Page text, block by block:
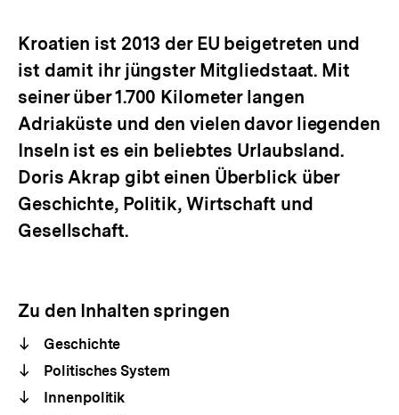
Kroatien ist 2013 der EU beigetreten und
ist damit ihr jüngster Mitgliedstaat. Mit
seiner über 1.700 Kilometer langen
Adriaküste und den vielen davor liegenden
Inseln ist es ein beliebtes Urlaubsland.
Doris Akrap gibt einen Überblick über
Geschichte, Politik, Wirtschaft und
Gesellschaft.
Zu den Inhalten springen
Geschichte
Politisches System
Innenpolitik